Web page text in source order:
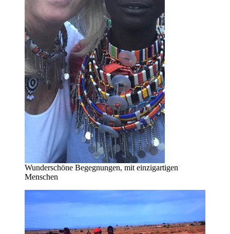
Wunderschöne Begegnungen, mit einzigartigen
Menschen